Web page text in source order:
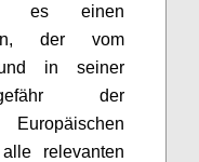
es einen
der vom
in seiner
der
relevanten